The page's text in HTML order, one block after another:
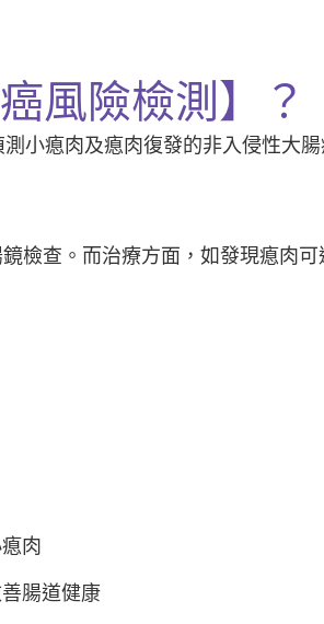
風險檢測】？
小瘜肉及瘜肉復發的非入侵性大
檢查。而治療方面，如發現瘜肉
肉
腸道健康